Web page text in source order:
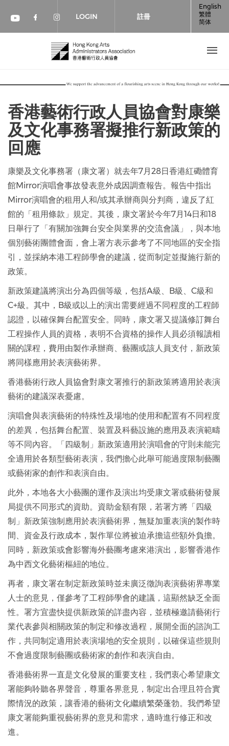
Check our social media on youtube
Check our social media on
Check our social media on
LOGIN 註冊
English
繁體
简体
香港藝術行政人員協會對康樂
及文化事務署擬推行新政策的
回應
康樂及文化事務署（康文署）就去年7月28日香港紅磡體育
館Mirror演唱會事故發表意外成因調查報告。報告中指出
Mirror演唱會的租用人和/或其承辦商與分判商，違反了紅
館的「租用條款」規定。其後，康文署於今年7月14日和18
日舉行了「有關加強舞台安全與業界的交流會議」，與本地
個別藝術團體會面，會上署方表示參考了不同地區的安全指
引，並採納本港工程師學會的建議，從而制定並擬施行新的
政策。
新政策建議將演出分為四個等級，包括A級、B級、C級和
C+級。其中，B級或以上的演出需要經過不同程度的工程師
認證，以確保舞台配置安全。同時，康文署又提議修訂舞台
工程操作人員的資格，表明不合資格的操作人員必須報讀相
關的課程，費用由製作承辦商、藝團或該人員支付，新政策
將同樣應用於表演藝術界。
香港藝術行政人員協會對康文署推行的新政策將適用於表演
藝術的建議深表憂慮。
演唱會與表演藝術的特殊性及場地的使用和配置有不同程度
的差異，包括舞台配置、裝置及科藝設施的應用及表演範疇
等不同內容。「四級制」新政策適用於演唱會的守則未能完
全適用於各類型藝術表演，我們擔心此舉可能過度限制藝團
或藝術家的創作和表演自由。
此外，本地各大小藝團的運作及演出均受康文署或藝術發展
局提供不同形式的資助。資助金額有限，若署方將「四級
制」新政策強制應用於表演藝術界，無疑加重表演的製作時
間、資金及行政成本，製作單位將被迫承擔這些額外負擔。
同時，新政策或會影響海外藝團考慮來港演出，影響香港作
為中西文化藝術樞紐的地位。
再者，康文署在制定新政策時並未廣泛徵詢表演藝術界專業
人士的意見，僅參考了工程師學會的建議，這顯然缺乏全面
性。署方宜盡快提供新政策的詳盡內容，並積極邀請藝術行
業代表參與相關政策的制定和修改過程，展開全面的諮詢工
作，共同制定適用於表演場地的安全規則，以確保這些規則
不會過度限制藝團或藝術家的創作和表演自由。
香港藝術界一直是文化發展的重要支柱，我們衷心希望康文
署能夠聆聽各界聲音，尊重各界意見，制定出合理且符合實
際情況的政策，讓香港的藝術文化繼續繁榮蓬勃。我們希望
康文署能夠重視藝術界的意見和需求，適時進行修正和改
進。